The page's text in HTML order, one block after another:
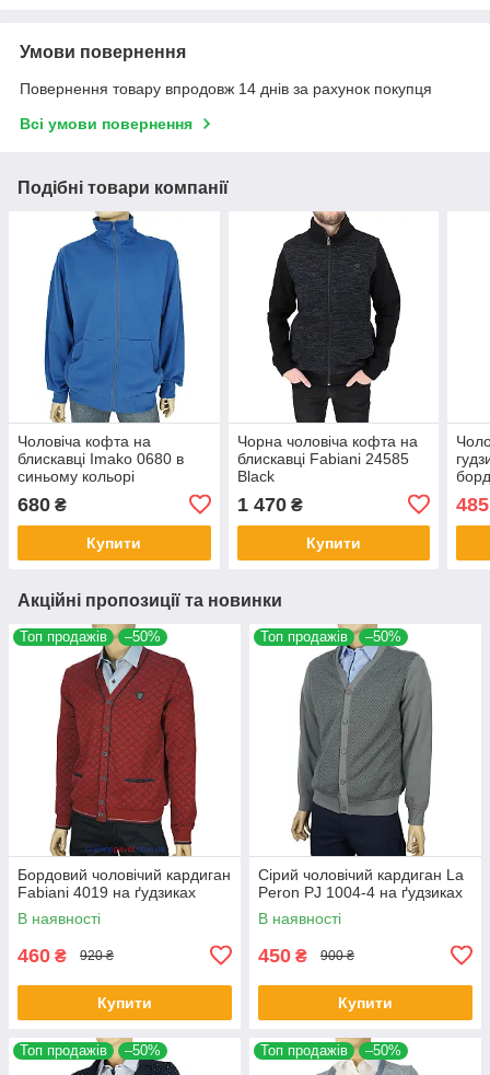
Умови повернення
Повернення товару впродовж 14 днів за рахунок покупця
Всі умови повернення
Подібні товари компанії
Чоловіча кофта на
блискавці Imako 0680 в
синьому кольорі
680 ₴
Купити
Чорна чоловіча кофта на
блискавці Fabiani 24585
Black
1 470₴
Купити
485
Акційні пропозиції та новинки
Топ продажів –50%
Бордовий чоловічий кардиган
Fabiani 4019 на ґудзиках
В наявності
460 ₴ 920 ₴
Купити
Топ продажів –50%
Сірий чоловічий кардиган La
Peron PJ 1004-4 на ґудзиках
В наявності
450 ₴ 900 ₴
Купити
Топ продажів –50% Топ продажів –50%